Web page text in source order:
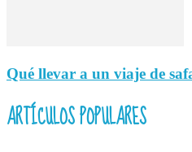
Qué llevar a un viaje de
ARTÍCULOS POPULARES